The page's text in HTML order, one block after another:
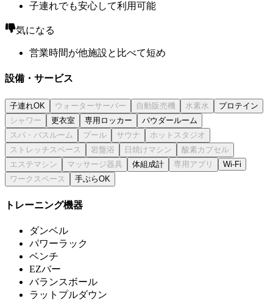
子連れでも安心して利用可能
気になる
営業時間が他施設と比べて短め
設備・サービス
子連れOK
プロテイン
更衣室
専用ロッカー パウダールーム
体組成計
Wi-Fi
手ぶらOK
トレーニング機器
ダンベル
パワーラック
ベンチ
EZバー
バランスボール
ラットプルダウン